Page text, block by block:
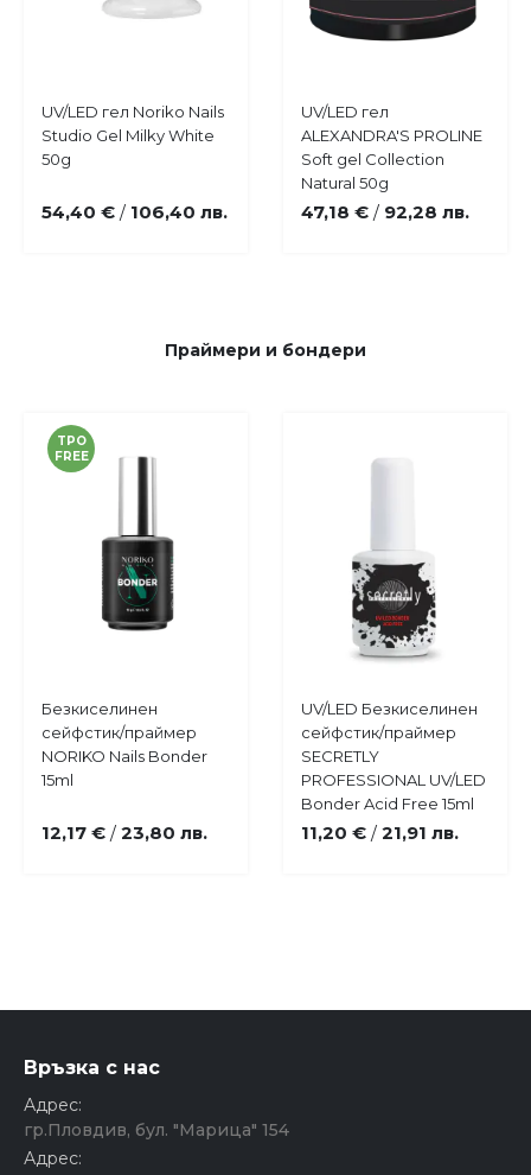
Добави
в
Купи
UV/LED гел Noriko Nails
Studio Gel Milky White
50g
54,40 € / 106,40 лв.
Добави
в
любими
UV/LED гел
ALEXANDRA'S PROLINE
Soft gel Collection
Natural 50g
47,18 € / 92,28 лв.
Праймери и бондери
TPO
FREE
в
любими
Купи
Безкиселинен
сейфстик/праймер
NORIKO Nails Bonder
15ml
12,17 € / 23,80 лв.
в
Купи
UV/LED Безкиселинен
сейфстик/праймер
SECRETLY
PROFESSIONAL UV/LED
Bonder Acid Free 15ml
11,20 € / 21,91 лв.
Връзка с нас
Адрес:
гр.Пловдив, бул. "Марица" 154
Адрес: